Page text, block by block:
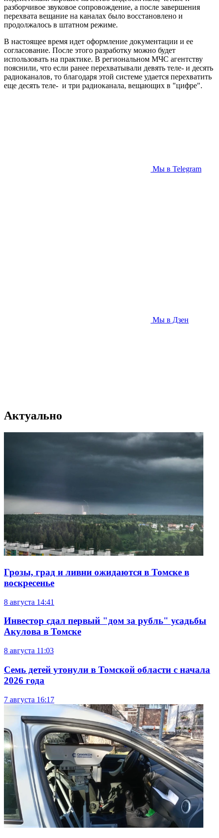
разборчивое звуковое сопровождение, а после завершения
перехвата вещание на каналах было восстановлено и
продолжалось в штатном режиме.
В настоящее время идет оформление документации и ее
согласование. После этого разработку можно будет
использовать на практике. В региональном МЧС агентству
пояснили, что если ранее перехватывали девять теле- и десять
радиоканалов, то благодаря этой системе удается перехватить
еще десять теле- и три радиоканала, вещающих в "цифре".
Мы в Telegram
Мы в Дзен
Актуально
Грозы, град и ливни ожидаются в Томске в
воскресенье
8 августа 14:41
Инвестор сдал первый "дом за рубль" усадьбы
Акулова в Томске
8 августа 11:03
Семь детей утонули в Томской области с начала
2026 года
7 августа 16:17